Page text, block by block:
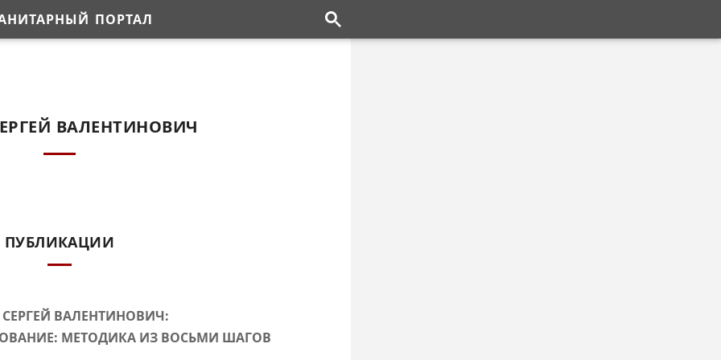
ПОРТАЛ
ВАЛЕНТИНОВИЧ
ПУБЛИКАЦИИ
ВАЛЕНТИНОВИЧ:
МЕТОДИКА ИЗ ВОСЬМИ ШАГОВ